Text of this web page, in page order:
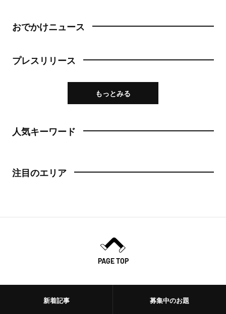
おでかけニュース
プレスリリース
もっとみる
人気キーワード
注目のエリア
PAGE TOP
新着記事 募集中のお題